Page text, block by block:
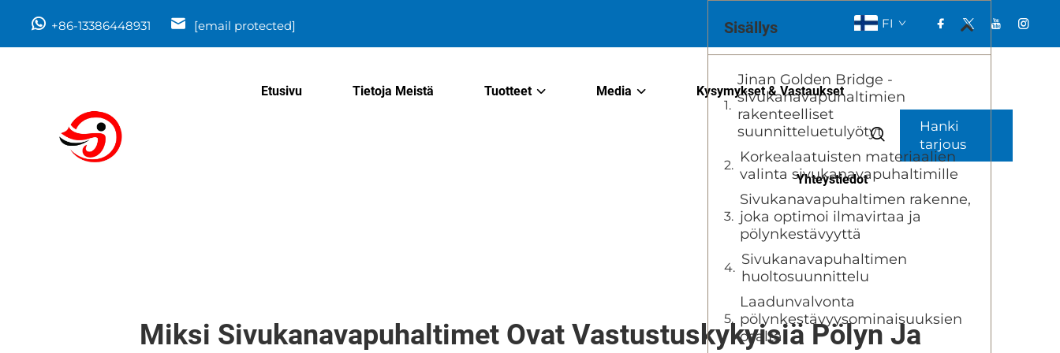
+86-13386448931 [email protected] FI
Etusivu Tietoja Meistä Tuotteet Media Kysymykset & Vastaukset
Yhteystiedot
Hanki
tarjous
Miksi Sivukanavapuhaltimet Ovat Vastustuskykyisiä Pölyn Ja
Sisällys
Jinan Golden Bridge -
sivukanavapuhaltimien
rakenteelliset
suunnitteluetulyötyt
Korkealaatuisten materiaalien
valinta sivukanavapuhaltimille
Sivukanavapuhaltimen rakenne,
joka optimoi ilmavirtaa ja
pölynkestävyyttä
Sivukanavapuhaltimen
huoltosuunnittelu
Laadunvalvonta
pölynkestävyysominaisuuksien
osalta